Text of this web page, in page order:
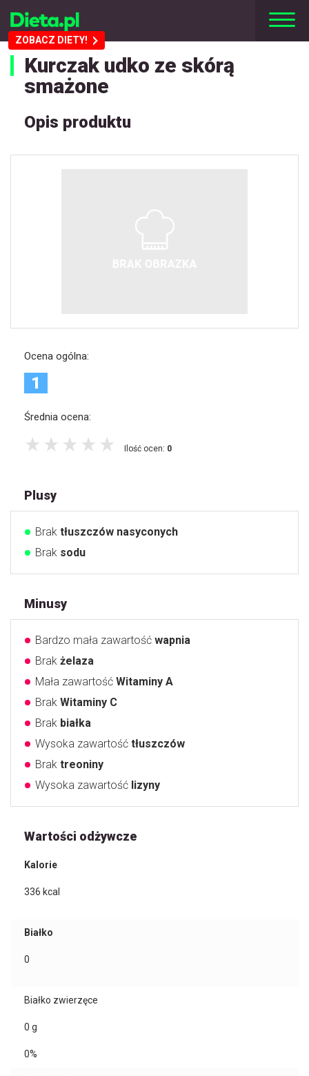
ZOBACZ DIETY!
Kurczak udko ze skórą
smażone
Opis produktu
Ocena ogólna:
1
Średnia ocena:
Ilość ocen: 0
Plusy
Brak tłuszczów nasyconych
Brak sodu
Minusy
Bardzo mała zawartość wapnia
Brak żelaza
Mała zawartość Witaminy A
Brak Witaminy C
Brak białka
Wysoka zawartość tłuszczów
Brak treoniny
Wysoka zawartość lizyny
Wartości odżywcze
Kalorie
336 kcal
Białko
0
Białko zwierzęce
0 g
0%